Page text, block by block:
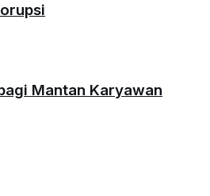
Mantan Karyawan